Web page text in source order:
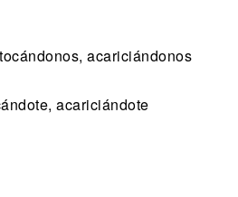
acariciándonos
acariciándote